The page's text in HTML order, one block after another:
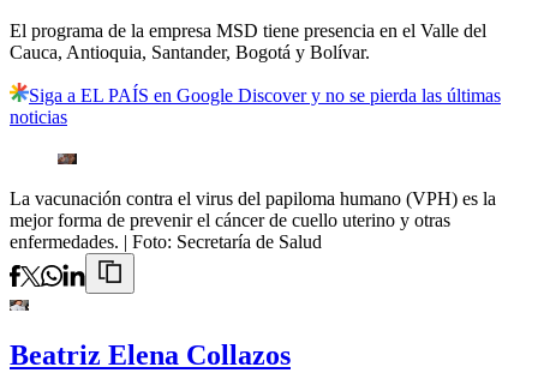
El programa de la empresa MSD tiene presencia en el Valle del
Cauca, Antioquia, Santander, Bogotá y Bolívar.
Siga a EL PAÍS en Google Discover y no se pierda las últimas
noticias
La vacunación contra el virus del papiloma humano (VPH) es la
mejor forma de prevenir el cáncer de cuello uterino y otras
enfermedades. | Foto: Secretaría de Salud
Beatriz Elena Collazos